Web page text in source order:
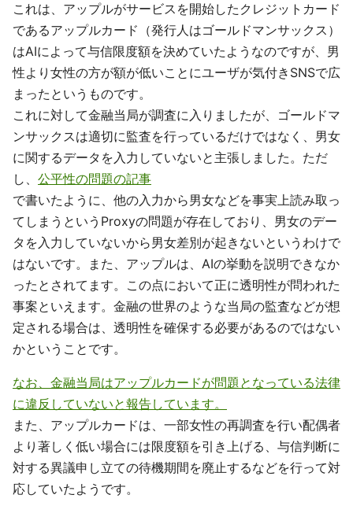
これは、アップルがサービスを開始したクレジットカード
であるアップルカード（発行人はゴールドマンサックス）
はAIによって与信限度額を決めていたようなのですが、男
性より女性の方が額が低いことにユーザが気付きSNSで広
まったというものです。
これに対して金融当局が調査に入りましたが、ゴールドマ
ンサックスは適切に監査を行っているだけではなく、男女
に関するデータを入力していないと主張しました。ただ
し、 公平性の問題の記事
で書いたように、他の入力から男女などを事実上読み取っ
てしまうというProxyの問題が存在しており、男女のデー
タを入力していないから男女差別が起きないというわけで
はないです。また、アップルは、AIの挙動を説明できなか
ったとされてます。この点において正に透明性が問われた
事案といえます。金融の世界のような当局の監査などが想
定される場合は、透明性を確保する必要があるのではない
かということです。
なお、金融当局はアップルカードが問題となっている法律
に違反していないと報告しています。
また、アップルカードは、一部女性の再調査を行い配偶者
より著しく低い場合には限度額を引き上げる、与信判断に
対する異議申し立ての待機期間を廃止するなどを行って対
応していたようです。